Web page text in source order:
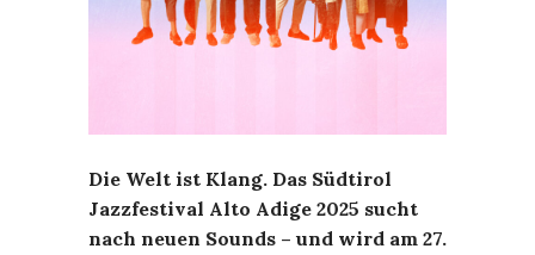
Die Welt ist Klang. Das Südtirol
Jazzfestival Alto Adige 2025 sucht
nach neuen Sounds – und wird am 27.